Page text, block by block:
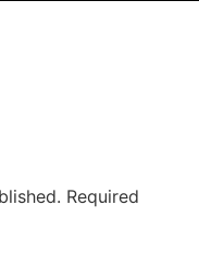
Required